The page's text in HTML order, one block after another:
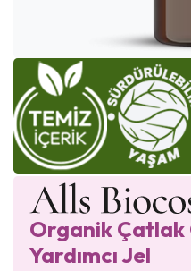
Organik Çatlak
Yardımcı Jel